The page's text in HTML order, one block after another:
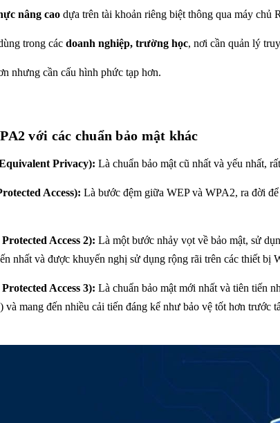
nâng cao dựa trên tài khoản riêng biệt thông qua máy chủ
trong các doanh nghiệp, trường học, nơi cần quản lý
nhưng cần cấu hình phức tạp hơn.
với các chuẩn bảo mật khác
Privacy): Là chuẩn bảo mật cũ nhất và yếu nhất,
Access): Là bước đệm giữa WEP và WPA2, ra đời
Access 2): Là một bước nhảy vọt về bảo mật, sử
nhất và được khuyến nghị sử dụng rộng rãi trên các thiết bị
Access 3): Là chuẩn bảo mật mới nhất và tiên tiến
mang đến nhiều cải tiến đáng kể như bảo vệ tốt hơn trước